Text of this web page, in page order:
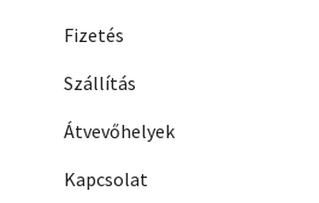
Fizetés
Szállítás
Átvevőhelyek
Kapcsolat